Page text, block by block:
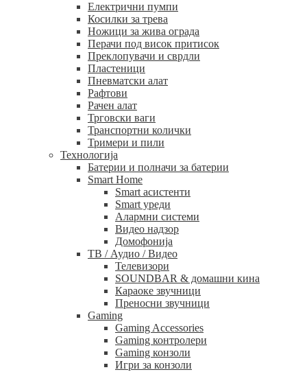
Електрични пумпи
Косилки за трева
Ножици за жива ограда
Перачи под висок притисок
Преклопувачи и сврдли
Пластеници
Пневматски алат
Рафтови
Рачен алат
Трговски ваги
Транспортни колички
Тримери и пили
Технологија
Батерии и полначи за батерии
Smart Home
Smart асистенти
Smart уреди
Алармни системи
Видео надзор
Домофонија
ТВ / Аудио / Видео
Телевизори
SOUNDBAR & домашни кина
Караоке звучници
Преносни звучници
Gaming
Gaming Accessories
Gaming контролери
Gaming конзоли
Игри за конзоли